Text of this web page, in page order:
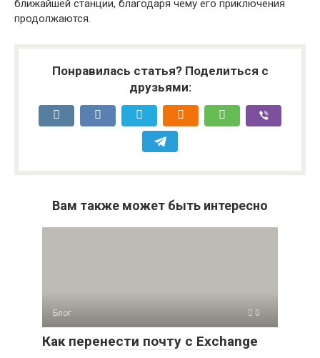
ближайшей станции, благодаря чему его приключения
продолжаются.
Понравилась статья? Поделиться с
друзьями:
Вам также может быть интересно
Блог 0
Как перенести почту с Exchange